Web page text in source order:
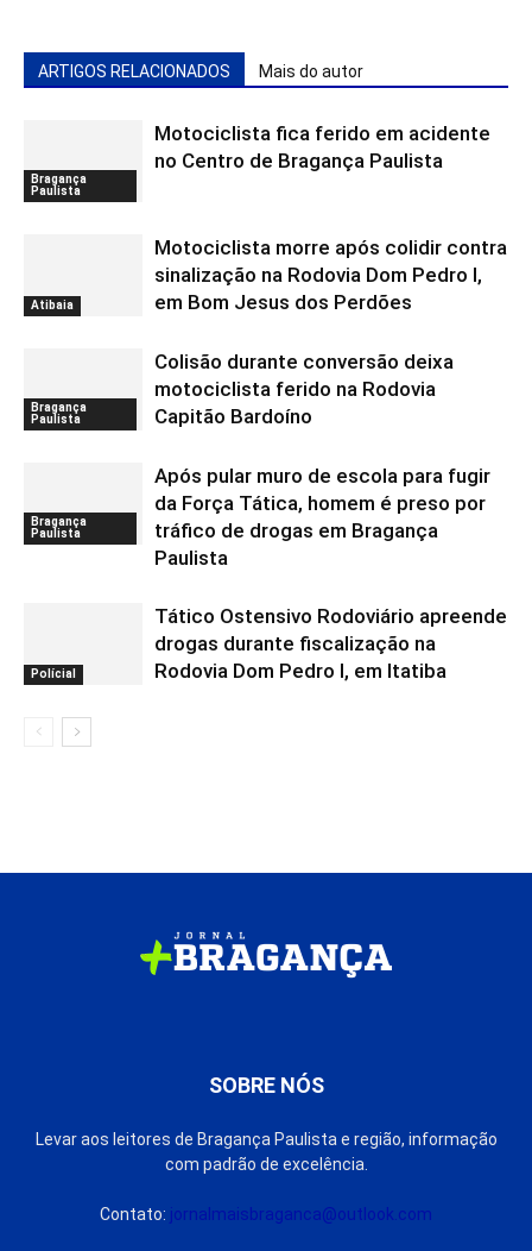
ARTIGOS RELACIONADOS Mais do autor
Bragança
Paulista
Motociclista fica ferido em acidente
no Centro de Bragança Paulista
Atibaia
Motociclista morre após colidir contra
sinalização na Rodovia Dom Pedro I,
em Bom Jesus dos Perdões
Bragança
Paulista
Colisão durante conversão deixa
motociclista ferido na Rodovia
Capitão Bardoíno
Bragança
Paulista
Após pular muro de escola para fugir
da Força Tática, homem é preso por
tráfico de drogas em Bragança
Paulista
Polícial
Tático Ostensivo Rodoviário apreende
drogas durante fiscalização na
Rodovia Dom Pedro I, em Itatiba
SOBRE NÓS
Levar aos leitores de Bragança Paulista e região, informação
com padrão de excelência.
Contato: jornalmaisbraganca@outlook.com